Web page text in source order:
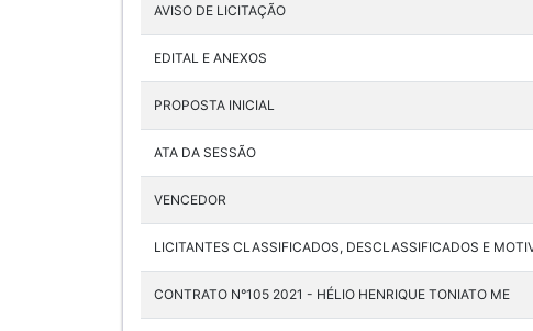
AVISO DE LICITAÇÃO
EDITAL E ANEXOS
PROPOSTA INICIAL
ATA DA SESSÃO
VENCEDOR
LICITANTES CLASSIFICADOS, DESCLASSIFICADOS E
CONTRATO N°105 2021 - HÉLIO HENRIQUE TONIATO ME